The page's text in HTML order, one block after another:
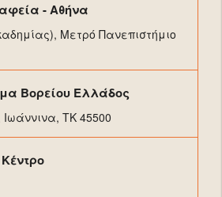
- Αθήνα
Μετρό Πανεπιστήμιο
Βορείου Ελλάδος
ΤΚ 45500